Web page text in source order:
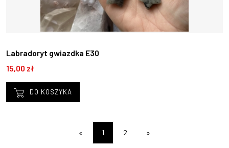
Labradoryt gwiazdka E30
15,00 zł
DO KOSZYKA
« 1 2 »